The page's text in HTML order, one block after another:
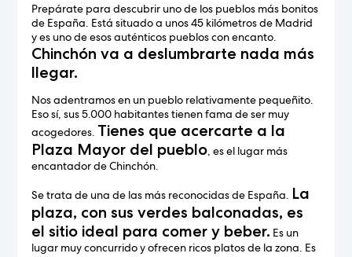
Prepárate para descubrir uno de los pueblos más bonitos
de España. Está situado a unos 45 kilómetros de Madrid
y es uno de esos auténticos pueblos con encanto.
Chinchón va a deslumbrarte nada más
llegar.
Nos adentramos en un pueblo relativamente pequeñito.
Eso sí, sus 5.000 habitantes tienen fama de ser muy
acogedores. Tienes que acercarte a la
Plaza Mayor del pueblo , es el lugar más
encantador de Chinchón.
Se trata de una de las más reconocidas de España. La
plaza, con sus verdes balconadas, es
el sitio ideal para comer y beber. Es un
lugar muy concurrido y ofrecen ricos platos de la zona. Es